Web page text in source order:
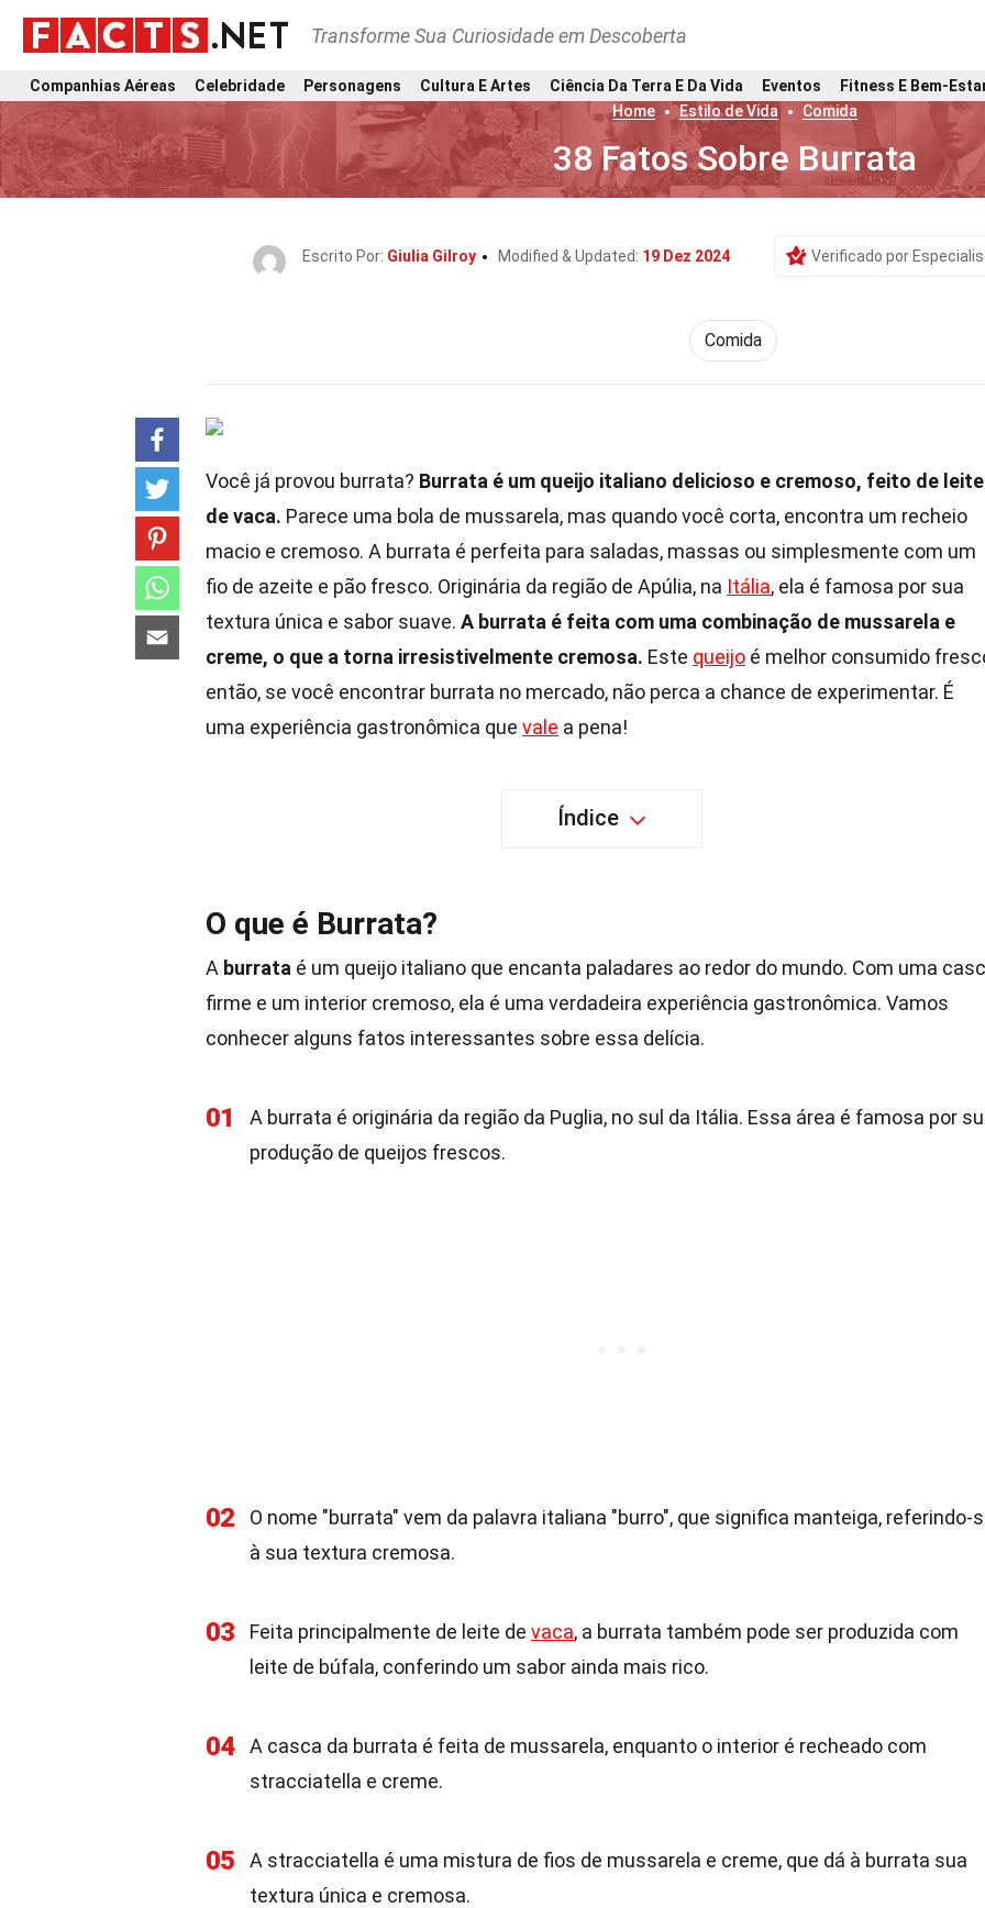
Transforme Sua Curiosidade em Descoberta
Companhias Aéreas Celebridade Personagens Cultura E Artes Ciência Da Terra E Da Vida Eventos
Fitness E Bem-
Home
Estilo de Vida Comida
38 Fatos Sobre Burrata
Escrito Por: Giulia Gilroy Modified & Updated: 19 Dez 2024 Verificado por
Comida
Você já provou burrata? Burrata é um queijo italiano delicioso e cremoso, feito de leite
de vaca. Parece uma bola de mussarela, mas quando você corta, encontra um recheio
macio e cremoso. A burrata é perfeita para saladas, massas ou simplesmente com um
fio de azeite e pão fresco. Originária da região de Apúlia, na Itália, ela é famosa por sua
textura única e sabor suave. A burrata é feita com uma combinação de mussarela e
creme, o que a torna irresistivelmente cremosa. Este queijo é melhor consumido
então, se você encontrar burrata no mercado, não perca a chance de experimentar. É
uma experiência gastronômica que vale a pena!
Índice
O que é Burrata?
A burrata é um queijo italiano que encanta paladares ao redor do mundo. Com uma
firme e um interior cremoso, ela é uma verdadeira experiência gastronômica. Vamos
conhecer alguns fatos interessantes sobre essa delícia.
01
A burrata é originária da região da Puglia, no sul da Itália. Essa área é famosa por
produção de queijos frescos.
02
O nome "burrata" vem da palavra italiana "burro", que significa manteiga, referindo-
à sua textura cremosa.
03 Feita principalmente de leite de vaca, a burrata também pode ser produzida com
leite de búfala, conferindo um sabor ainda mais rico.
04
A casca da burrata é feita de mussarela, enquanto o interior é recheado com
stracciatella e creme.
05
A stracciatella é uma mistura de fios de mussarela e creme, que dá à burrata sua
textura única e cremosa.